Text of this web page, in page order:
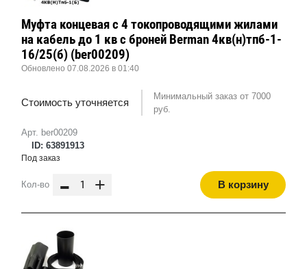
Арт. ber00209
ID: 63891913
Муфта концевая с 4 токопроводящими жилами
на кабель до 1 кв с броней Berman 4кв(н)тпб-1-
16/25(б) (ber00209)
Обновлено 07.08.2026 в 01:40
Стоимость уточняется
Минимальный заказ от 7000
руб.
Под заказ
Кол-во - + В корзину